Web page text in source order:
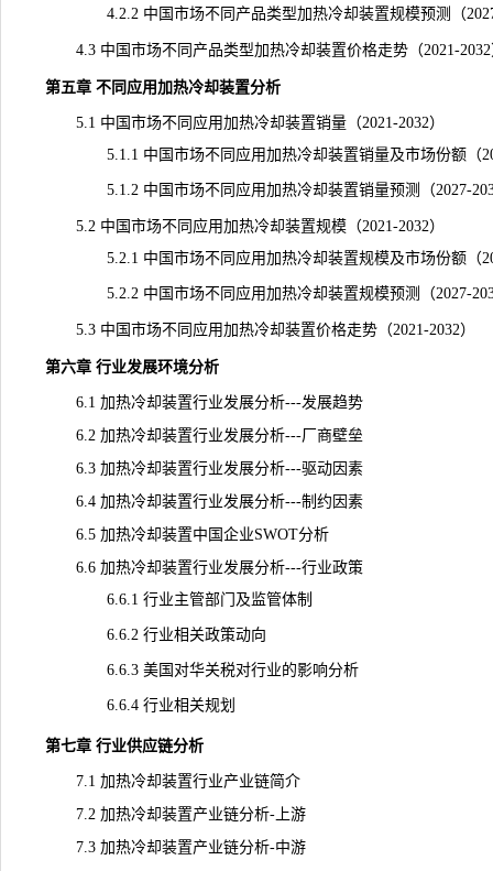
4.2.2 中国市场不同产品类型加热冷却装置规模预测（
4.3 中国市场不同产品类型加热冷却装置价格走势（2021-2032
第五章 不同应用加热冷却装置分析
5.1 中国市场不同应用加热冷却装置销量（2021-2032）
5.1.1 中国市场不同应用加热冷却装置销量及市场份额（
5.1.2 中国市场不同应用加热冷却装置销量预测（2027-
5.2 中国市场不同应用加热冷却装置规模（2021-2032）
5.2.1 中国市场不同应用加热冷却装置规模及市场份额（
5.2.2 中国市场不同应用加热冷却装置规模预测（2027-
5.3 中国市场不同应用加热冷却装置价格走势（2021-2032）
第六章 行业发展环境分析
6.1 加热冷却装置行业发展分析---发展趋势
6.2 加热冷却装置行业发展分析---厂商壁垒
6.3 加热冷却装置行业发展分析---驱动因素
6.4 加热冷却装置行业发展分析---制约因素
6.5 加热冷却装置中国企业SWOT分析
6.6 加热冷却装置行业发展分析---行业政策
6.6.1 行业主管部门及监管体制
6.6.2 行业相关政策动向
6.6.3 美国对华关税对行业的影响分析
6.6.4 行业相关规划
第七章 行业供应链分析
7.1 加热冷却装置行业产业链简介
7.2 加热冷却装置产业链分析-上游
7.3 加热冷却装置产业链分析-中游